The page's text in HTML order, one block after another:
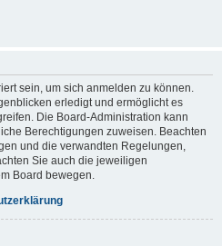
sein, um sich anmelden zu können.
erledigt und ermöglicht es
Die Board-Administration kann
Berechtigungen zuweisen. Beachten
und die verwandten Regelungen,
Sie auch die jeweiligen
Board bewegen.